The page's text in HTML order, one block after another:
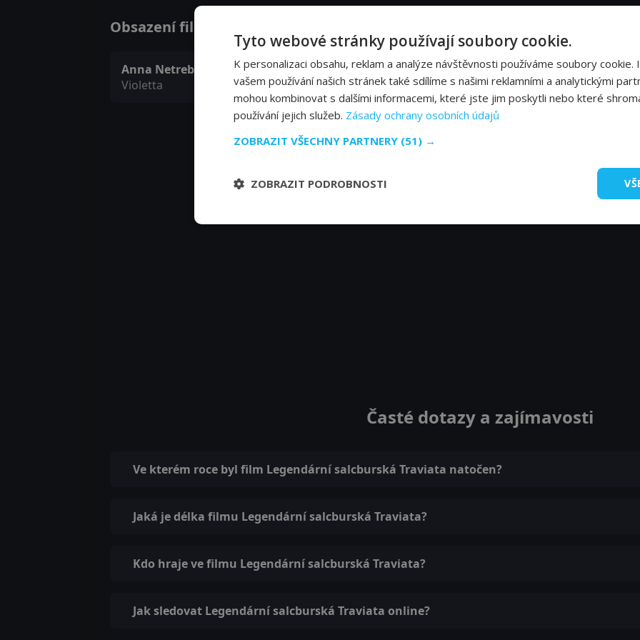
Obsazení filmu nebo pořadu Legendární salcburská Traviata - Herci a tvůrci
Anna Netrebko
Violetta
Rolando Villazón
Alfredo
Časté dotazy a zajímavosti
Ve kterém roce byl film Legendární salcburská Traviata natočen?
Jaká je délka filmu Legendární salcburská Traviata?
Kdo hraje ve filmu Legendární salcburská Traviata?
Jak sledovat Legendární salcburská Traviata online?
Tyto webové stránky používají soubory cookie.
K personalizaci obsahu, reklam a analýze návštěvnosti používáme soubory cookie.
vašem používání našich stránek také sdílíme s našimi reklamními a analytickými
mohou kombinovat s dalšími informacemi, které jste jim poskytli nebo které
používání jejich služeb. Zásady ochrany osobních údajů
ZOBRAZIT VŠECHNY PARTNERY (51) →
ZOBRAZIT PODROBNOSTI